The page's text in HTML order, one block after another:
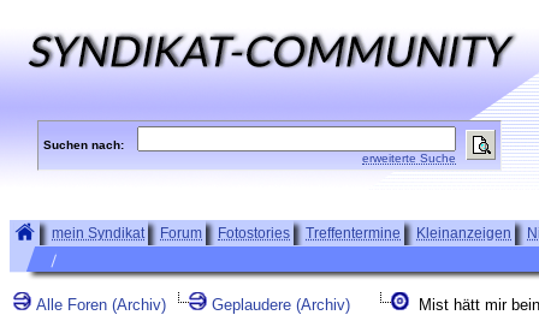
Suchen nach:
erweiterte Suche
mein Syndikat Forum Fotostories Treffentermine Kleinanzeigen
Alle Foren (Archiv) Geplaudere (Archiv)
Mist hätt mir